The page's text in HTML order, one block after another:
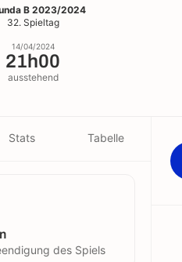
B 2023/2024
32. Spieltag
14/04/2024
21h00
ausstehend
Stats Tabelle
des Spiels